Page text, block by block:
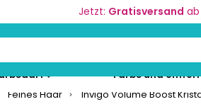
Jetzt: Gratisversand ab
Farbe und
Feines Haar Invigo Volume Boost